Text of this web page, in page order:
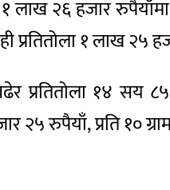
१ लाख २६ हजार
प्रतितोला १ लाख २५
प्रतितोला १४ सय
२५ रुपैयाँ, प्रति १०